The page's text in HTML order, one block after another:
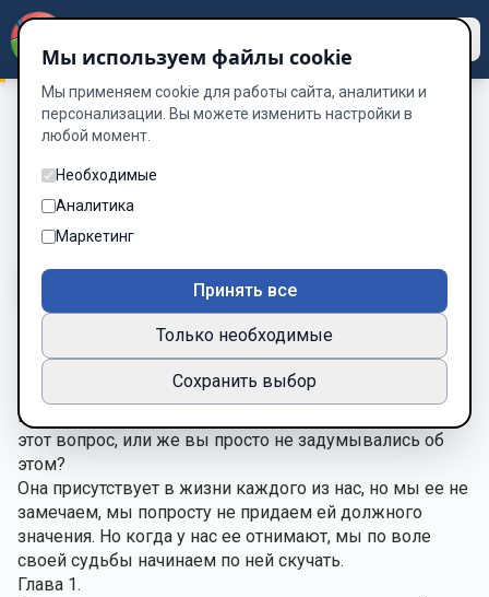
Хаос / Глава 1.
Глава 1.
Глава 1 из 11
Шрифт
Hominem te esse memento
«Помни, что ты человек…»
Вы знаете что такое тишина? Вы находили ответ на
этот вопрос, или же вы просто не задумывались об
этом?
Она присутствует в жизни каждого из нас, но мы ее не
замечаем, мы попросту не придаем ей должного
значения. Но когда у нас ее отнимают, мы по воле
своей судьбы начинаем по ней скучать.
Глава 1.
Мы используем файлы cookie
Мы применяем cookie для работы сайта, аналитики и
персонализации. Вы можете изменить настройки в
любой момент.
Необходимые
Аналитика
Маркетинг
Принять все
Только необходимые
Сохранить выбор